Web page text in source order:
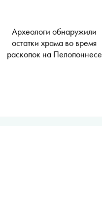
Археологи обнаружили
остатки храма во время
раскопок на Пелопоннесе